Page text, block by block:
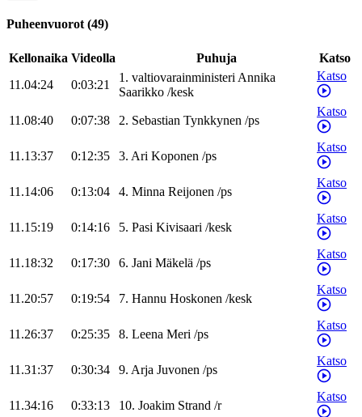
Puheenvuorot (49)
Kellonaika Videolla Puhuja
Katso
11.04:24
0:03:21
1. valtiovarainministeriAnnika
Saarikko /kesk
Katso
11.08:40 0:07:38 2. Sebastian Tynkkynen /ps
Katso
11.13:37 0:12:35 3. Ari Koponen /ps
Katso
11.14:06 0:13:04 4. Minna Reijonen /ps
Katso
11.15:19 0:14:16 5. Pasi Kivisaari /kesk
Katso
11.18:32 0:17:30 6. Jani Mäkelä /ps
Katso
11.20:57 0:19:54 7. Hannu Hoskonen /kesk
Katso
11.26:37 0:25:35 8. Leena Meri /ps
Katso
11.31:37 0:30:34 9. Arja Juvonen /ps
Katso
11.34:16 0:33:13 10. Joakim Strand /r
Katso